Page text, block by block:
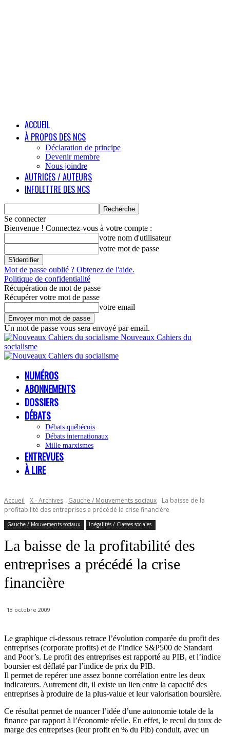
ACCUEIL
À PROPOS DES NCS
Déclaration de principe
Devenir membre
Nous joindre
AUTRICES / AUTEURS
INFOLETTRE DES NCS
Se connecter
Bienvenue ! Connectez-vous à votre compte :
votre nom d'utilisateur
votre mot de passe
Mot de passe oublié ? Obtenez de l'aide.
Politique de confidentialité
Récupération de mot de passe
Récupérer votre mot de passe
votre email
Un mot de passe vous sera envoyé par email.
Nouveaux Cahiers du
socialisme
NUMÉROS
ABONNEMENTS
DOSSIERS
DÉBATS
Débats québécois
Débats internationaux
Mille marxismes
ENTREVUES
À LIRE
Accueil X - Archives Gauche / Mouvements sociaux
La baisse de la
profitabilité des entreprises a précédé la crise financière
Gauche / Mouvements sociaux Inégalités / Classes sociales
La baisse de la profitabilité des
entreprises a précédé la crise
financière
13 octobre 2009
Le graphique ci-dessous retrace l’évolution comparée du profit des
entreprises (corporate profits) et de l’indice S&P500 de Standard
and Poor’s. Le profit des entreprises est rapporté au PIB, et l’indice
boursier est déflaté par l’indice de prix du PIB.
Il permet de repérer une assez bonne corrélation entre les deux
indicateurs. Autrement dit, il existe un lien entre la capacité des
entreprises à produire de la plus-value et leur valorisation boursière.
Ce résultat permet de nuancer l’idée d’une autonomie totale de la
finance par rapport à l’économie réelle. En effet, le recul du taux de
marge des entreprises (leur profit en % du Pib) conduit, avec un